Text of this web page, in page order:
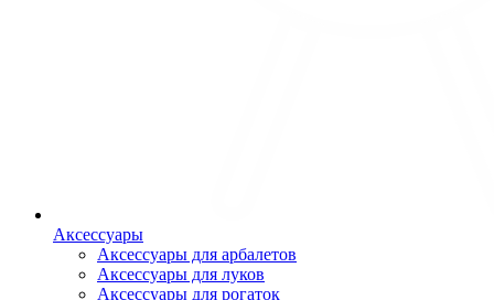
Аксессуары
Аксессуары для арбалетов
Аксессуары для луков
Аксессуары для рогаток